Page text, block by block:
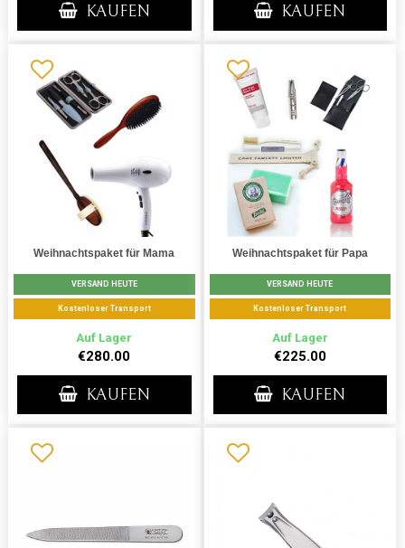
KAUFEN KAUFEN
Weihnachtspaket für Mama
VERSAND HEUTE
Kostenloser Transport
Auf Lager
€280.00
KAUFEN
Weihnachtspaket für Papa
VERSAND HEUTE
Kostenloser Transport
Auf Lager
€225.00
KAUFEN